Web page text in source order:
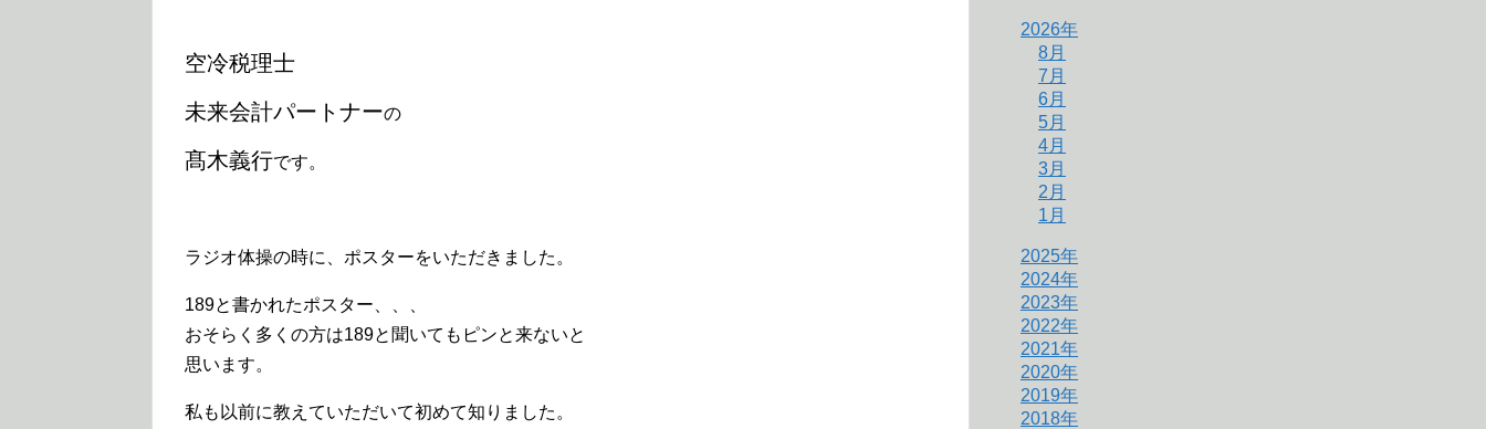
空冷税理士
未来会計パートナーの
髙木義行です。
ラジオ体操の時に、ポスターをいただきました。
189と書かれたポスター、、、
おそらく多くの方は189と聞いてもピンと来ないと
思います。
私も以前に教えていただいて初めて知りました。
2026年
8月
7月
6月
5月
4月
3月
2月
1月
2025年
2024年
2023年
2022年
2021年
2020年
2019年
2018年